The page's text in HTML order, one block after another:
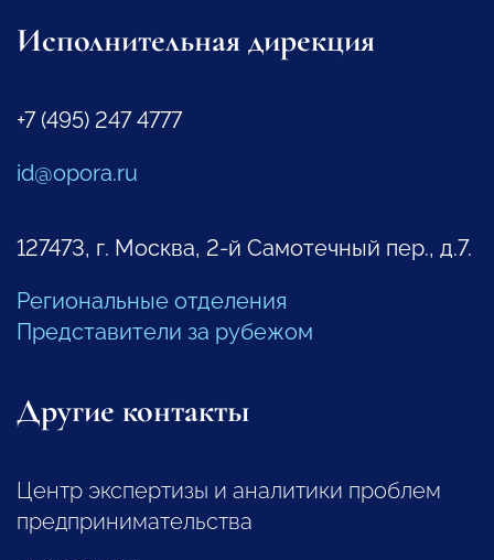
Исполнительная дирекция
+7 (495) 247 4777
id@opora.ru
127473, г. Москва, 2-й Самотечный пер., д.7.
Региональные отделения
Представители за рубежом
Другие контакты
Центр экспертизы и аналитики проблем
предпринимательства